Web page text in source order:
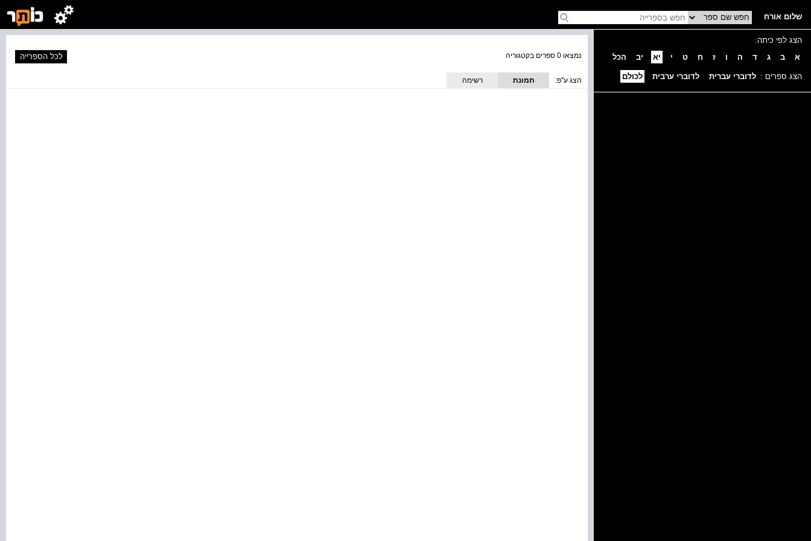
שלום אורח
הצג לפי כיתה:
א
ב ג ד ה ו ז ח ט י יא יב הכל
הצג ספרים : לדוברי עברית לדוברי ערבית לכולם
נמצאו 0 ספרים בקטגוריה לכל הספרייה
הצג ע''פ:
תמונת
רשימה